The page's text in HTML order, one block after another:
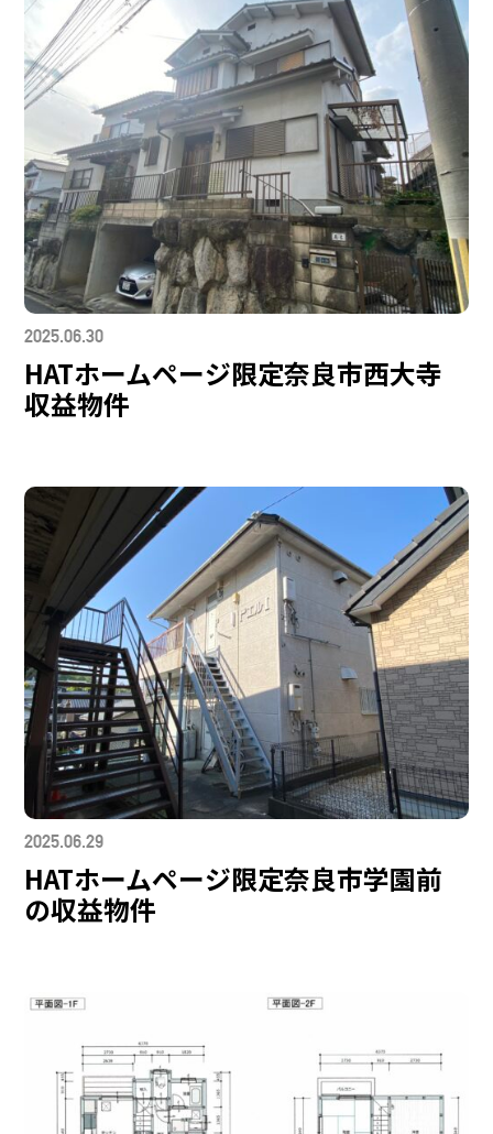
2025.06.30
HATホームページ限定奈良市西大寺
収益物件
2025.06.29
HATホームページ限定奈良市学園前
の収益物件